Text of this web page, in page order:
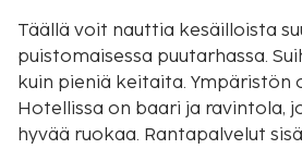
Täällä voit nauttia kesäilloista
puistomaisessa puutarhassa.
kuin pieniä keitaita. Ympäristön
Hotellissa on baari ja ravintola,
hyvää ruokaa. Rantapalvelut